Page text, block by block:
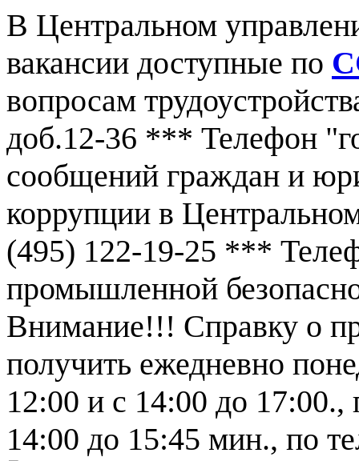
В Центральном
вакансии доступные по
вопросам
доб.12-36 *** Телефон
сообщений граждан и
коррупции в
(495) 122-19-25 ***
промышленной
Внимание!!! Справку о
получить ежедневно
12:00 и с 14:00 до 17:00.,
14:00 до 15:45 мин., по